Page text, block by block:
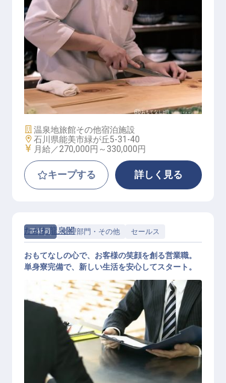
和食調理
施設業態
温泉地旅館その他宿泊施設
勤務地
石川県能美市緑が丘5-31-40
給与
月給／270,000円～ 330,000円
キープする 詳しく見る
正社員 管理部門・その他 セールス
たがわ龍泉閣
おもてなしの心で、お客様の笑顔を創る営業職。
単身寮完備で、新しい生活を安心してスタート。